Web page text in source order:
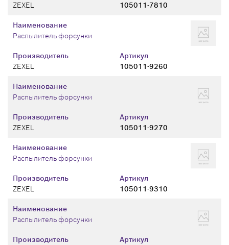
ZEXEL
105011-7810
Производитель
ZEXEL
Артикул
105011-9260
Наименование
Распылитель форсунки
Производитель
ZEXEL
Артикул
105011-9270
Наименование
Распылитель форсунки
Производитель
ZEXEL
Артикул
105011-9310
Наименование
Распылитель форсунки
Производитель
Артикул
Наименование
Распылитель форсунки